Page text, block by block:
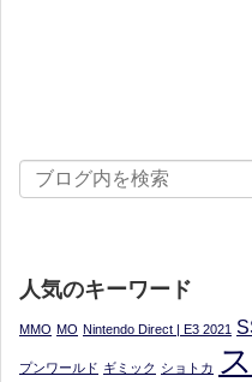
人気のキーワード
MMO MO Nintendo Direct | E3 2021
プンワールド ギミック ショトカ